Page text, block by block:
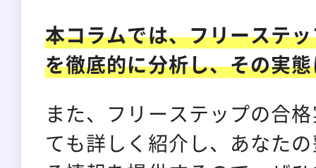
本コラムでは、フリーステ
を徹底的に分析し、その実
また、フリーステップの合
ても詳しく紹介し、あなた